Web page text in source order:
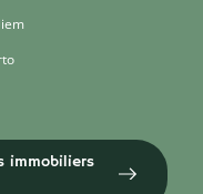
immobiliers